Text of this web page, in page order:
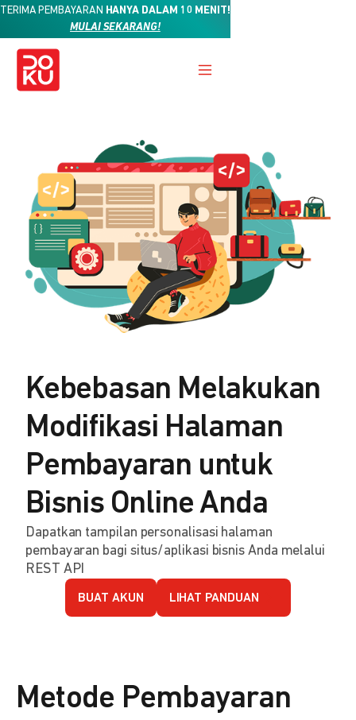
TERIMA PEMBAYARAN HANYA DALAM 10 MENIT!
MULAI SEKARANG!
Kebebasan Melakukan
Modifikasi Halaman
Pembayaran untuk
Bisnis Online Anda
Dapatkan tampilan personalisasi halaman
pembayaran bagi situs/aplikasi bisnis Anda melalui
REST API
BUAT AKUN LIHAT PANDUAN
Metode Pembayaran